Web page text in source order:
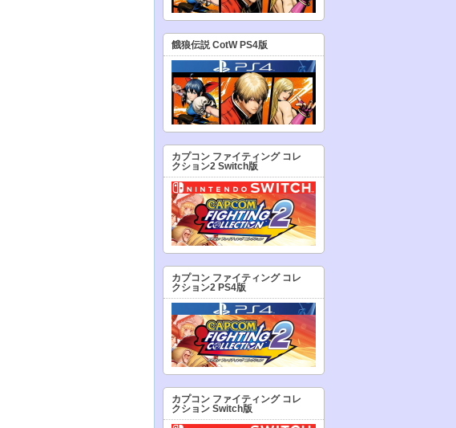
餓狼伝説 CotW PS4版
カプコン ファイティング コレ
クション2 Switch版
カプコン ファイティング コレ
クション2 PS4版
カプコン ファイティング コレ
クション Switch版